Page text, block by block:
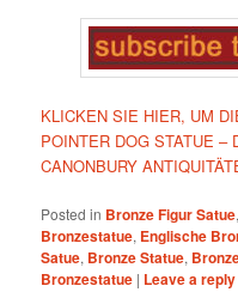
KLICKEN SIE HIER, UM
POINTER DOG STATUE –
CANONBURY
Posted in Bronze Figur Satue,
Bronzestatue, Englische
Satue, Bronze Statue,
Bronzestatue | Leave a reply